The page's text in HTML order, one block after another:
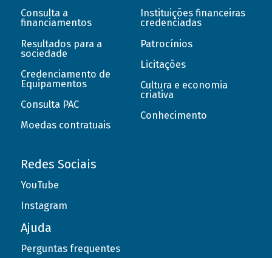
Consulta a
financiamentos
Resultados para a
sociedade
Credenciamento de
Equipamentos
Consulta PAC
Moedas contratuais
Instituições financeiras
credenciadas
Patrocínios
Licitações
Cultura e economia
criativa
Conhecimento
Redes Sociais
YouTube
Instagram
Ajuda
Perguntas frequentes